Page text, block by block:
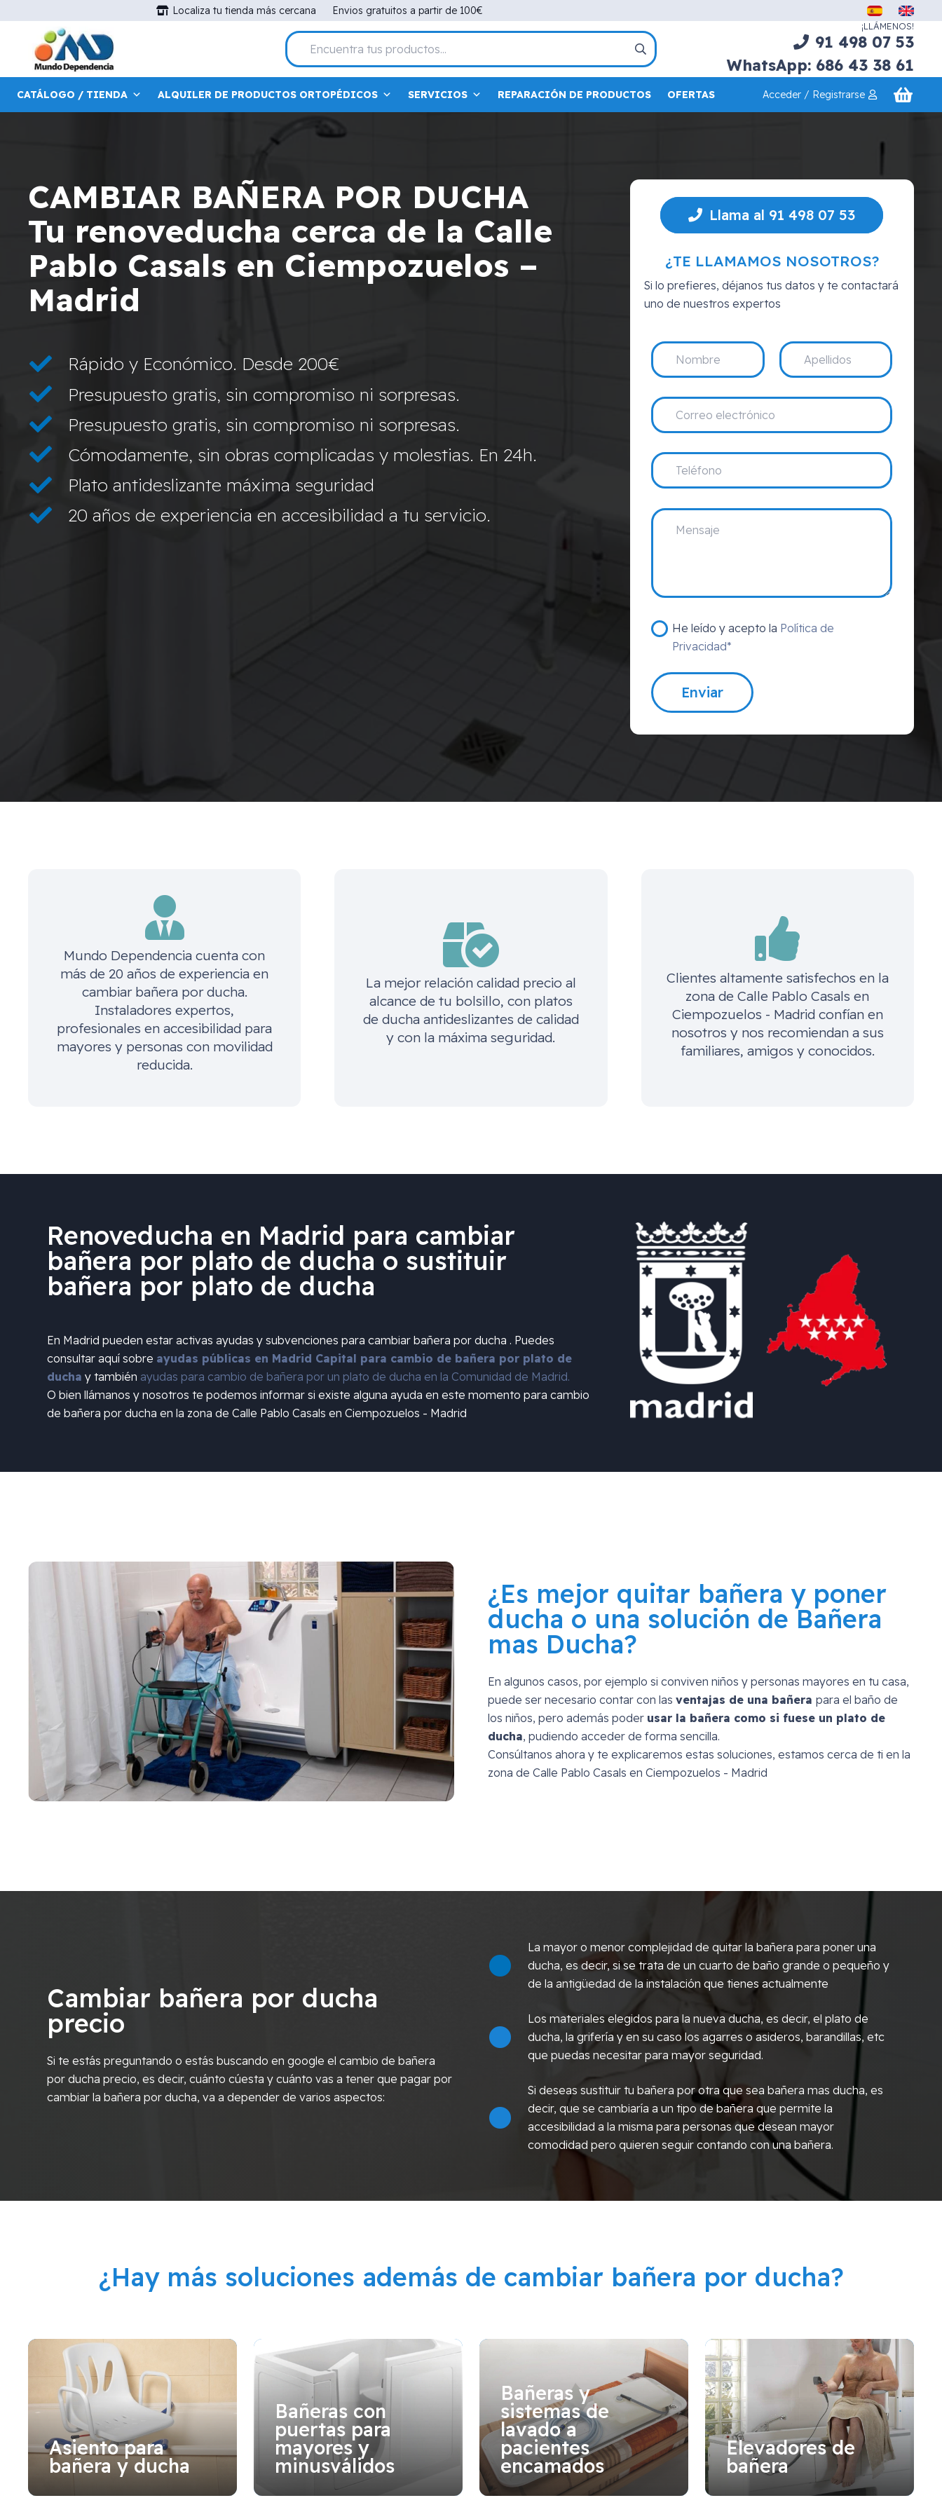
Localiza tu tienda más cercana Envios gratuitos a partir de 100€
¡LLÁMENOS!
91 498 07 53
WhatsApp: 686 43 38 61
CATÁLOGO / TIENDA ALQUILER DE PRODUCTOS ORTOPÉDICOS SERVICIOS REPARACIÓN DE PRODUCTOS OFERTAS Acceder / Registrarse
CAMBIAR BAÑERA POR DUCHA
Tu renoveducha cerca de la Calle
Pablo Casals en Ciempozuelos –
Madrid
Rápido y Económico. Desde 200€
Presupuesto gratis, sin compromiso ni sorpresas.
Presupuesto gratis, sin compromiso ni sorpresas.
Cómodamente, sin obras complicadas y molestias. En 24h.
Plato antideslizante máxima seguridad
20 años de experiencia en accesibilidad a tu servicio.
Llama al 91 498 07 53
¿TE LLAMAMOS NOSOTROS?
Si lo prefieres, déjanos tus datos y te contactará
uno de nuestros expertos
He leído y acepto la Política de
Privacidad*
Mundo Dependencia cuenta con
más de 20 años de experiencia en
cambiar bañera por ducha.
Instaladores expertos,
profesionales en accesibilidad para
mayores y personas con movilidad
reducida.
La mejor relación calidad precio al
alcance de tu bolsillo, con platos
de ducha antideslizantes de calidad
y con la máxima seguridad.
Clientes altamente satisfechos en la
zona deCalle Pablo Casals en
Ciempozuelos - Madridconfían en
nosotros y nos recomiendan a sus
familiares, amigos y conocidos.
Renoveducha en Madrid para cambiar
bañera por plato de ducha o sustituir
bañera por plato de ducha
En Madrid pueden estar activas ayudas y subvenciones para cambiar bañera por ducha . Puedes
consultar aquí sobre ayudas públicas en Madrid Capital para cambio de bañera por plato de
ducha y también ayudas para cambio de bañera por un plato de ducha en la Comunidad de Madrid.
O bien llámanos y nosotros te podemos informar si existe alguna ayuda en este momento para cambio
de bañera por ducha en la zona deCalle Pablo Casals en Ciempozuelos - Madrid
¿Es mejor quitar bañera y poner
ducha o una solución de Bañera
mas Ducha?
En algunos casos, por ejemplo si conviven niños y personas mayores en tu casa,
puede ser necesario contar con las ventajas de una bañera para el baño de
los niños, pero además poder usar la bañera como si fuese un plato de
ducha, pudiendo acceder de forma sencilla.
Consúltanos ahora y te explicaremos estas soluciones, estamos cerca de ti en la
zona de Calle Pablo Casals en Ciempozuelos - Madrid
Cambiar bañera por ducha
precio
Si te estás preguntando o estás buscando en google el cambio de bañera
por ducha precio, es decir, cuánto cúesta y cuánto vas a tener que pagar por
cambiar la bañera por ducha, va a depender de varios aspectos:
La mayor o menor complejidad de quitar la bañera para poner una
ducha, es decir, si se trata de un cuarto de baño grande o pequeño y
de la antigüedad de la instalación que tienes actualmente
Los materiales elegidos para la nueva ducha, es decir, el plato de
ducha, la grifería y en su caso los agarres o asideros, barandillas, etc
que puedas necesitar para mayor seguridad.
Si deseas sustituir tu bañera por otra que sea bañera mas ducha, es
decir, que se cambiaría a un tipo de bañera que permite la
accesibilidad a la misma para personas que desean mayor
comodidad pero quieren seguir contando con una bañera.
¿Hay más soluciones además de cambiar bañera por ducha?
Asiento para
bañera y ducha
Bañeras con
puertas para
mayores y
minusválidos
Bañeras y
sistemas de
lavado a
pacientes
encamados
Elevadores de
bañera